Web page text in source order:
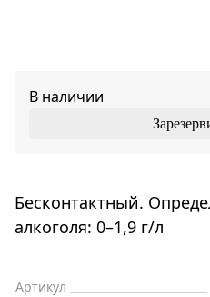
Бесконтактный.
алкоголя: 0–1,9 г/л
В наличии
Артикул